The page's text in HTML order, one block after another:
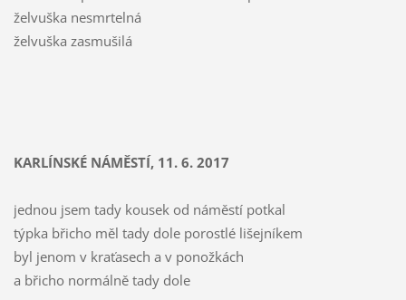
želvuška nesmrtelná
želvuška zasmušilá
KARLÍNSKÉ NÁMĚSTÍ, 11. 6. 2017
jednou jsem tady kousek od náměstí potkal
týpka břicho měl tady dole porostlé lišejníkem
byl jenom v kraťasech a v ponožkách
a břicho normálně tady dole